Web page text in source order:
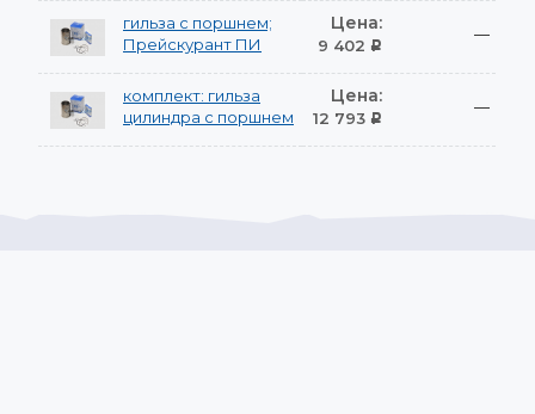
гильза с поршнем;
Прейскурант ПИ
Цена:
9 402 Р
—
комплект: гильза
цилиндра с поршнем
Цена:
12 793 Р
—